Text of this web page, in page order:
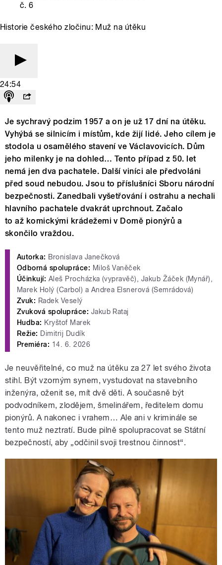
č. 6
Historie českého zločinu: Muž na útěku
24:54
Je sychravý podzim 1957 a on je už 17 dní na útěku.
Vyhýbá se silnicím i místům, kde žijí lidé. Jeho cílem je
stodola u osamělého stavení ve Václavovicích. Dům
jeho milenky je na dohled… Tento případ z 50. let
nemá jen dva pachatele. Další viníci ale předvoláni
před soud nebudou. Jsou to příslušníci Sboru národní
bezpečnosti. Zanedbali vyšetřování i ostrahu a nechali
hlavního pachatele dvakrát uprchnout. Začalo
to až komickými krádežemi v Domě pionýrů a
skončilo vraždou.
Autorka: Bronislava Janečková
Odborná spolupráce: Miloš Vaněček
Účinkují: Aleš Procházka (vypravěč), Jakub Žáček (Mynář),
Marek Holý (Carbol) a Andrea Elsnerová (Semrádová)
Zvuk: Radek Veselý
Zvuková spolupráce: Jakub Rataj
Hudba: Kryštof Marek
Režie: Dimitrij Dudík
Premiéra: 14. 6. 2026
Je neuvěřitelné, co muž na útěku za 27 let svého života
stihl. Být vzorným synem, vystudovat na stavebního
inženýra, oženit se, mít dvě děti. A současně být
podvodníkem, zlodějem, šmelinářem, ředitelem domu
pionýrů. A nakonec i vrahem… Ale ani v kriminále se
tento muž neztratí. Bude pilně spolupracovat se Státní
bezpečností, aby „odčinil svoji trestnou činnost“.